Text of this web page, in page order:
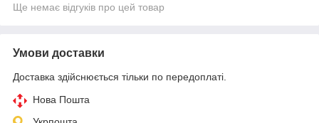
Ще немає відгуків про цей товар
Умови доставки
Доставка здійснюється тільки по передоплаті.
Нова Пошта